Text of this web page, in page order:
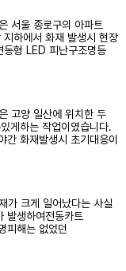
서울 종로구의 아파트
하에서 화재 발생시 현장
동형 LED 피난구조명등​
고양 일산에 위치한 두
게하는 작업이였습니다.​
화재발생시 초기대응이
가 크게 일어났다는 사실
발생하여전동카트
피해는 없었던